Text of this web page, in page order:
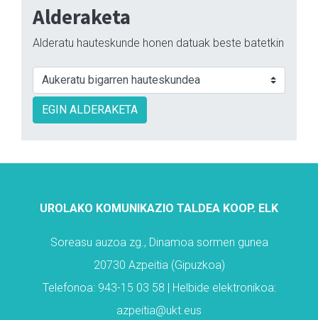
Alderaketa
Alderatu hauteskunde honen datuak beste batetkin
EGIN ALDERAKETA
UROLAKO KOMUNIKAZIO TALDEA KOOP. ELK
Soreasu auzoa zg., Dinamoa sormen gunea
20730 Azpeitia (Gipuzkoa)
Telefonoa: 943-15 03 58 | Helbide elektronikoa:
azpeitia@ukt.eus